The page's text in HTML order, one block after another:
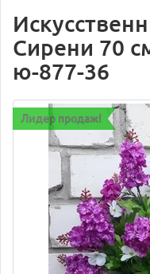
Сирени 70
ю-877-36
Лидер продаж!